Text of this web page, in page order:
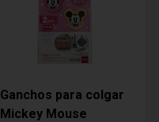
Ganchos para colgar
Mickey Mouse